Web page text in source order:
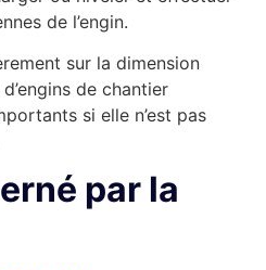
de l’engin.
sur la dimension
de chantier
si elle n’est pas
par la